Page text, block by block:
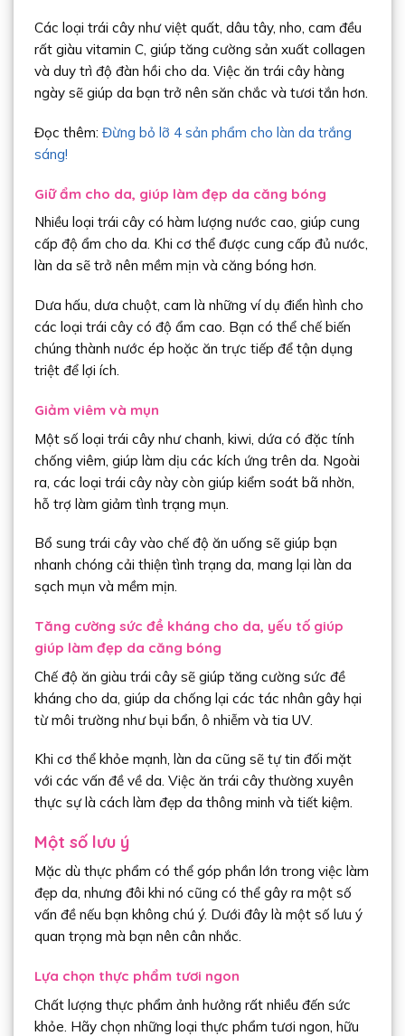
Các loại trái cây như việt quất, dâu tây, nho, cam đều
rất giàu vitamin C, giúp tăng cường sản xuất collagen
và duy trì độ đàn hồi cho da. Việc ăn trái cây hàng
ngày sẽ giúp da bạn trở nên săn chắc và tươi tắn hơn.
Đọc thêm: Đừng bỏ lỡ 4 sản phẩm cho làn da trắng
sáng!
Giữ ẩm cho da, giúp làm đẹp da căng bóng
Nhiều loại trái cây có hàm lượng nước cao, giúp cung
cấp độ ẩm cho da. Khi cơ thể được cung cấp đủ nước,
làn da sẽ trở nên mềm mịn và căng bóng hơn.
Dưa hấu, dưa chuột, cam là những ví dụ điển hình cho
các loại trái cây có độ ẩm cao. Bạn có thể chế biến
chúng thành nước ép hoặc ăn trực tiếp để tận dụng
triệt để lợi ích.
Giảm viêm và mụn
Một số loại trái cây như chanh, kiwi, dứa có đặc tính
chống viêm, giúp làm dịu các kích ứng trên da. Ngoài
ra, các loại trái cây này còn giúp kiểm soát bã nhờn,
hỗ trợ làm giảm tình trạng mụn.
Bổ sung trái cây vào chế độ ăn uống sẽ giúp bạn
nhanh chóng cải thiện tình trạng da, mang lại làn da
sạch mụn và mềm mịn.
Tăng cường sức đề kháng cho da, yếu tố giúp
giúp làm đẹp da căng bóng
Chế độ ăn giàu trái cây sẽ giúp tăng cường sức đề
kháng cho da, giúp da chống lại các tác nhân gây hại
từ môi trường như bụi bẩn, ô nhiễm và tia UV.
Khi cơ thể khỏe mạnh, làn da cũng sẽ tự tin đối mặt
với các vấn đề về da. Việc ăn trái cây thường xuyên
thực sự là cách làm đẹp da thông minh và tiết kiệm.
Một số lưu ý
Mặc dù thực phẩm có thể góp phần lớn trong việc làm
đẹp da, nhưng đôi khi nó cũng có thể gây ra một số
vấn đề nếu bạn không chú ý. Dưới đây là một số lưu ý
quan trọng mà bạn nên cân nhắc.
Lựa chọn thực phẩm tươi ngon
Chất lượng thực phẩm ảnh hưởng rất nhiều đến sức
khỏe. Hãy chọn những loại thực phẩm tươi ngon, hữu